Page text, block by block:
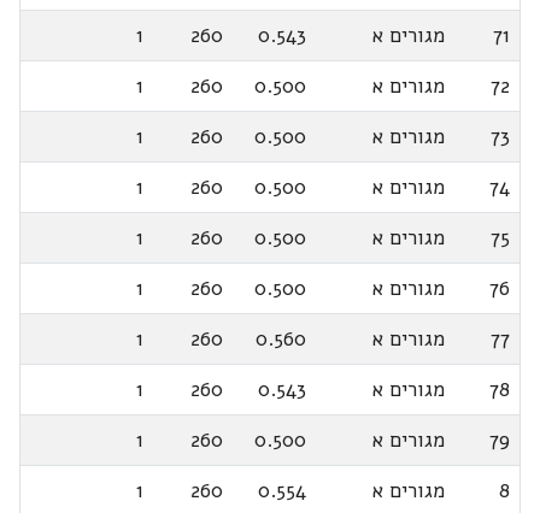
71
מגורים א 0.543
260
1
72
מגורים א 0.500
260
1
73
מגורים א 0.500
260
1
74
מגורים א 0.500
260
1
75
מגורים א 0.500
260
1
76
מגורים א 0.500
260
1
77
מגורים א 0.560
260
1
78
מגורים א 0.543
260
1
79
מגורים א 0.500
260
1
8
מגורים א 0.554
260
1